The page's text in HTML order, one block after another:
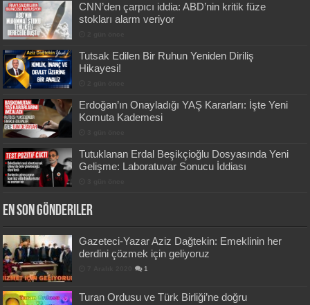
CNN’den çarpıcı iddia: ABD’nin kritik füze
stokları alarm veriyor
Tutsak Edilen Bir Ruhun Yeniden Diriliş
Hikayesi!
Erdoğan’ın Onayladığı YAŞ Kararları: İşte Yeni
Komuta Kademesi
Tutuklanan Erdal Beşikçioğlu Dosyasında Yeni
Gelişme: Laboratuvar Sonucu İddiası
En Son Gönderiler
Gazeteci-Yazar Aziz Dağtekin: Emeklinin her
derdini çözmek için geliyoruz
1
Turan Ordusu ve Türk Birliği’ne doğru